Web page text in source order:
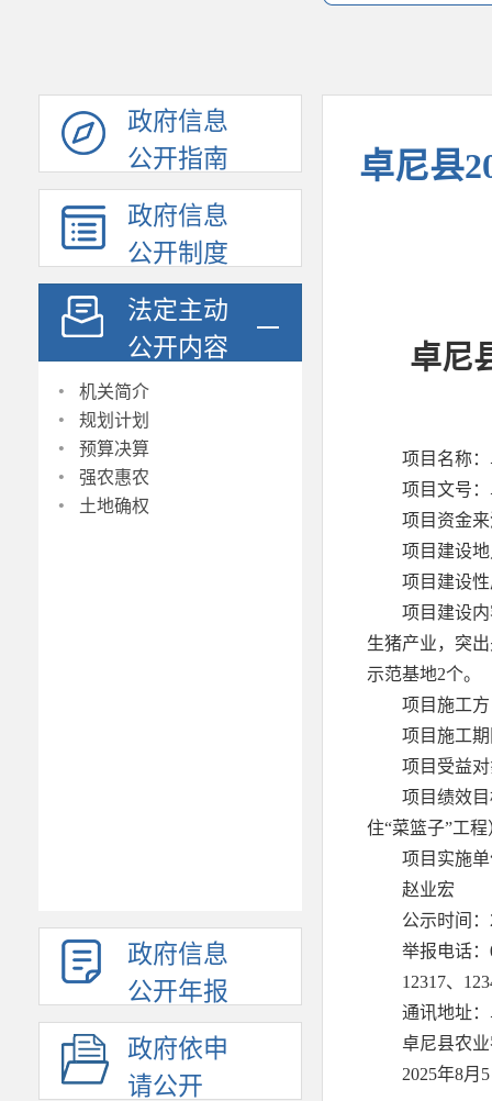
政府信息
公开指南
政府信息
公开制度
法定主动
公开内容
· 机关简介
· 规划计划
· 预算决算
· 强农惠农
· 土地确权
政府信息
公开年报
政府依申
请公开
卓尼县
卓尼
项目名称
项目文号
项目资金
项目建设
项目建设
项目建设
生猪产业，突
示范基地2个。
项目施工
项目施工
项目受益
项目绩效
住“菜篮子”工程
项目实施
赵业宏
公示时间
举报电话
12317、
通讯地址
卓尼县农
2025年8月